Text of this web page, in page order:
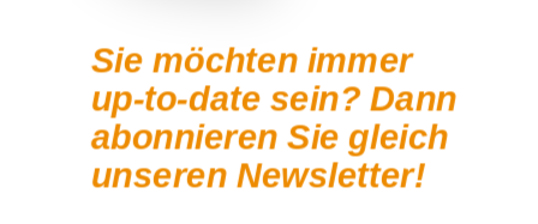
Sie möchten immer
up-to-date sein? Dann
abonnieren Sie gleich
unseren Newsletter!